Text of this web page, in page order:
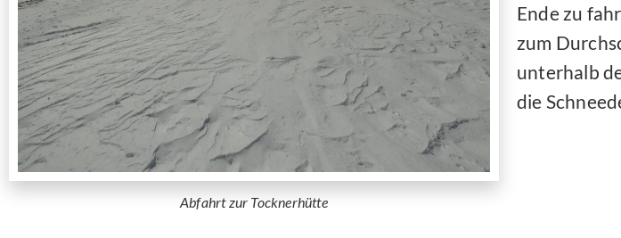
Abfahrt zur Tocknerhütte
Ende zu
zum
unterhalb
die